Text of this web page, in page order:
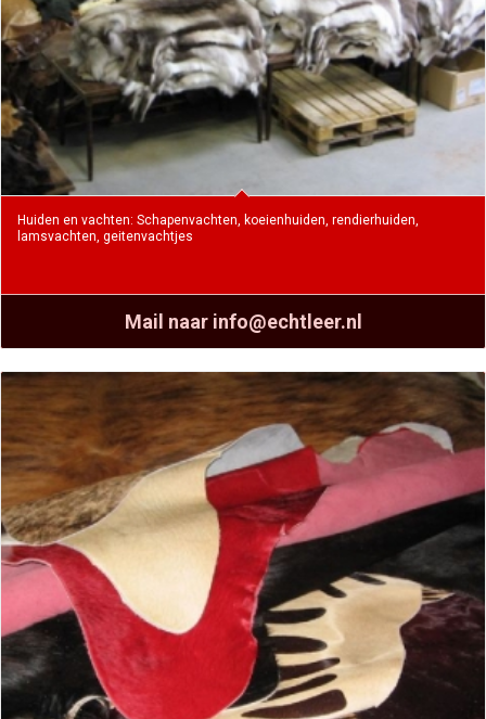
Huiden en vachten: Schapenvachten, koeienhuiden, rendierhuiden,
lamsvachten, geitenvachtjes
Mail naar info@echtleer.nl